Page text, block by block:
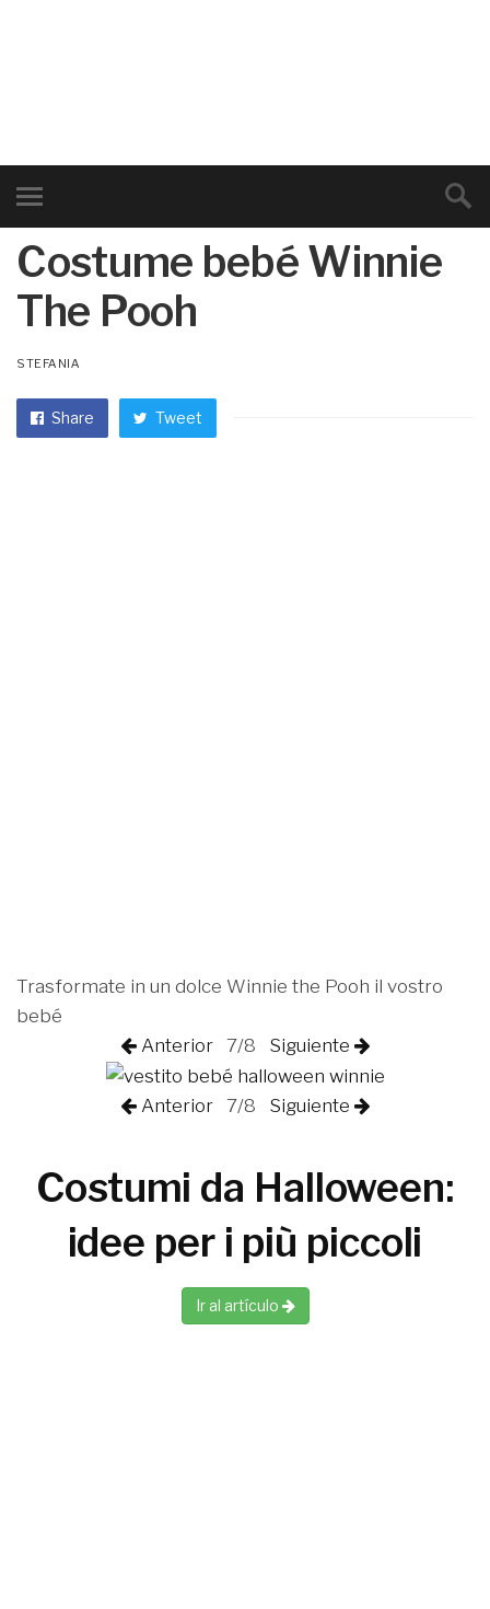
Costume bebé Winnie
The Pooh
STEFANIA
Share Tweet
Trasformate in un dolce Winnie the Pooh il vostro
bebé
Anterior 7/8 Siguiente
Anterior 7/8 Siguiente
Costumi da Halloween:
idee per i più piccoli
Ir al artículo